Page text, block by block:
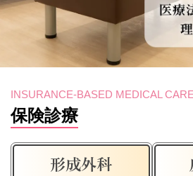
INSURANCE-BASED MEDICAL CARE
保険診療
形成外科